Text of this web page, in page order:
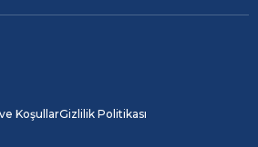
KoşullarGizlilik Politikası